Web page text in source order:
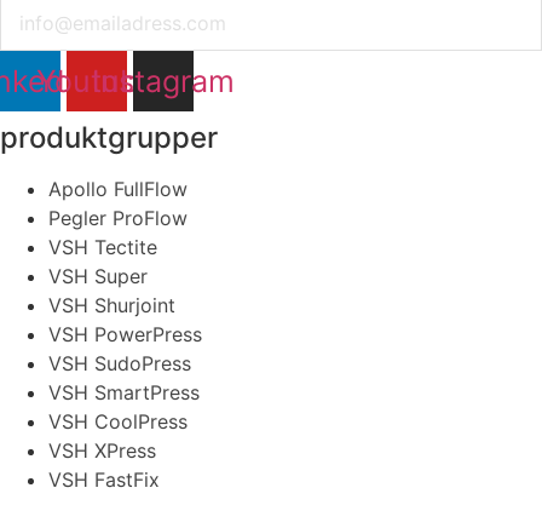
Youtube
Instagram
produktgrupper
Apollo FullFlow
Pegler ProFlow
VSH Tectite
VSH Super
VSH Shurjoint
VSH PowerPress
VSH SudoPress
VSH SmartPress
VSH CoolPress
VSH XPress
VSH FastFix